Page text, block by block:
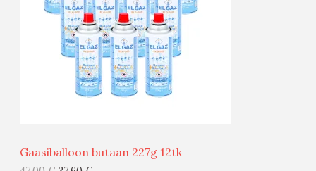
Gaasiballoon butaan 227g 12tk